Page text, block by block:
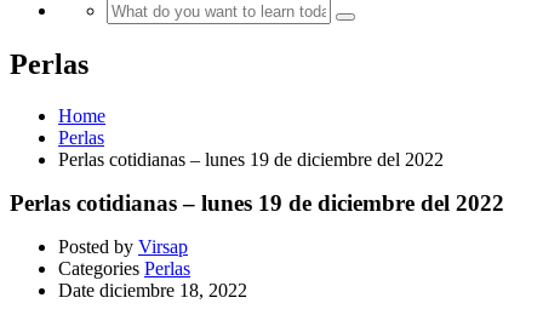
Perlas
Home
Perlas
Perlas cotidianas – lunes 19 de diciembre del 2022
Perlas cotidianas – lunes 19 de diciembre del 2022
Posted by Virsap
Categories Perlas
Date diciembre 18, 2022